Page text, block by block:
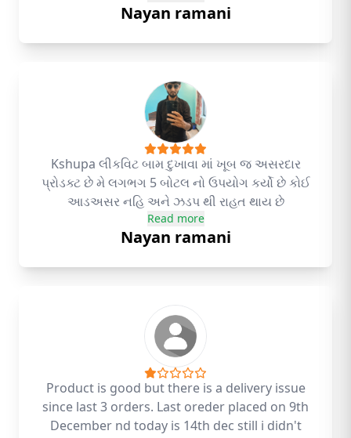
Nayan ramani
Kshupa લીકવિટ બામ દુખાવા માં ખૂબ જ અસરદાર
પ્રોડક્ટ છે મે લગભગ 5 બોટલ નો ઉપયોગ કર્યો છે કોઈ
આડઅસર નહિ અને ઝડપ થી રાહત થાય છે
Read more
Nayan ramani
Product is good but there is a delivery issue
since last 3 orders. Last oreder placed on 9th
December nd today is 14th dec still i didn't